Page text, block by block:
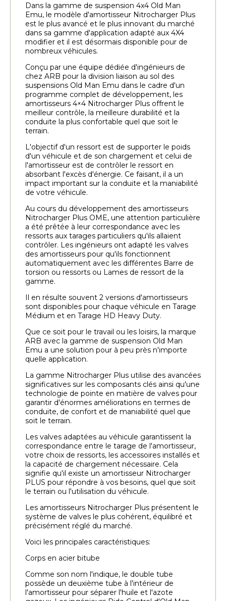
Dans la gamme de suspension 4x4 Old Man
Emu, le modèle d'amortisseur Nitrocharger Plus
est le plus avancé et le plus innovant du marché
dans sa gamme d'application adapté aux 4X4
modifier et il est désormais disponible pour de
nombreux véhicules.
Conçu par une équipe dédiée d'ingénieurs de
chez ARB pour la division liaison au sol des
suspensions Old Man Emu dans le cadre d'un
programme complet de développement, les
amortisseurs 4×4 Nitrocharger Plus offrent le
meilleur contrôle, la meilleure durabilité et la
conduite la plus confortable quel que soit le
terrain.
L'objectif d'un ressort est de supporter le poids
d'un véhicule et de son chargement et celui de
l'amortisseur est de contrôler le ressort en
absorbant l'excès d'énergie. Ce faisant, il a un
impact important sur la conduite et la maniabilité
de votre véhicule.
Au cours du développement des amortisseurs
Nitrocharger Plus OME, une attention particulière
a été prêtée à leur correspondance avec les
ressorts aux tarages particuliers qu'ils allaient
contrôler. Les ingénieurs ont adapté les valves
des amortisseurs pour qu'ils fonctionnent
automatiquement avec les différentes Barre de
torsion ou ressorts ou Lames de ressort de la
gamme.
Il en résulte souvent 2 versions d'amortisseurs
sont disponibles pour chaque véhicule en Tarage
Médium et en Tarage HD Heavy Duty.
Que ce soit pour le travail ou les loisirs, la marque
ARB avec la gamme de suspension Old Man
Emu a une solution pour à peu près n'importe
quelle application.
La gamme Nitrocharger Plus utilise des avancées
significatives sur les composants clés ainsi qu'une
technologie de pointe en matière de valves pour
garantir d'énormes améliorations en termes de
conduite, de confort et de maniabilité quel que
soit le terrain.
Les valves adaptées au véhicule garantissent la
correspondance entre le tarage de l'amortisseur,
votre choix de ressorts, les accessoires installés et
la capacité de chargement nécessaire. Cela
signifie qu'il existe un amortisseur Nitrocharger
PLUS pour répondre à vos besoins, quel que soit
le terrain ou l'utilisation du véhicule.
Les amortisseurs Nitrocharger Plus présentent le
système de valves le plus cohérent, équilibré et
précisément réglé du marché.
Voici les principales caractéristiques:
Corps en acier bitube
Comme son nom l'indique, le double tube
possède un deuxième tube à l'intérieur de
l'amortisseur pour séparer l'huile et l'azote